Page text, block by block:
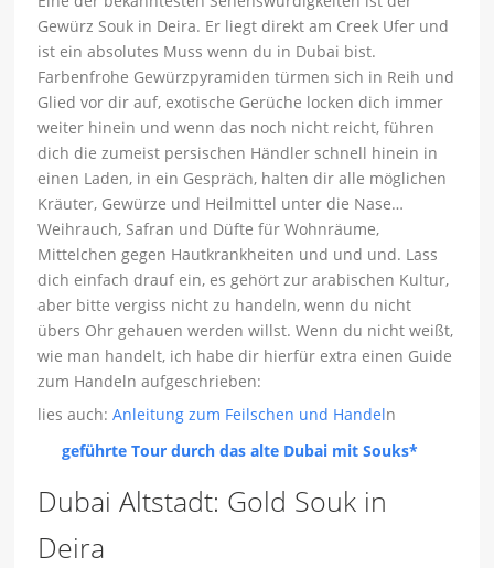
Gewürz Souk in Deira. Er liegt direkt am Creek Ufer und
ist ein absolutes Muss wenn du in Dubai bist.
Farbenfrohe Gewürzpyramiden türmen sich in Reih und
Glied vor dir auf, exotische Gerüche locken dich immer
weiter hinein und wenn das noch nicht reicht, führen
dich die zumeist persischen Händler schnell hinein in
einen Laden, in ein Gespräch, halten dir alle möglichen
Kräuter, Gewürze und Heilmittel unter die Nase…
Weihrauch, Safran und Düfte für Wohnräume,
Mittelchen gegen Hautkrankheiten und und und. Lass
dich einfach drauf ein, es gehört zur arabischen Kultur,
aber bitte vergiss nicht zu handeln, wenn du nicht
übers Ohr gehauen werden willst. Wenn du nicht weißt,
wie man handelt, ich habe dir hierfür extra einen Guide
zum Handeln aufgeschrieben:
lies auch:Anleitung zum Feilschen und Handeln
geführte Tour durch das alte Dubai mit Souks*
Dubai Altstadt: Gold Souk in
Deira